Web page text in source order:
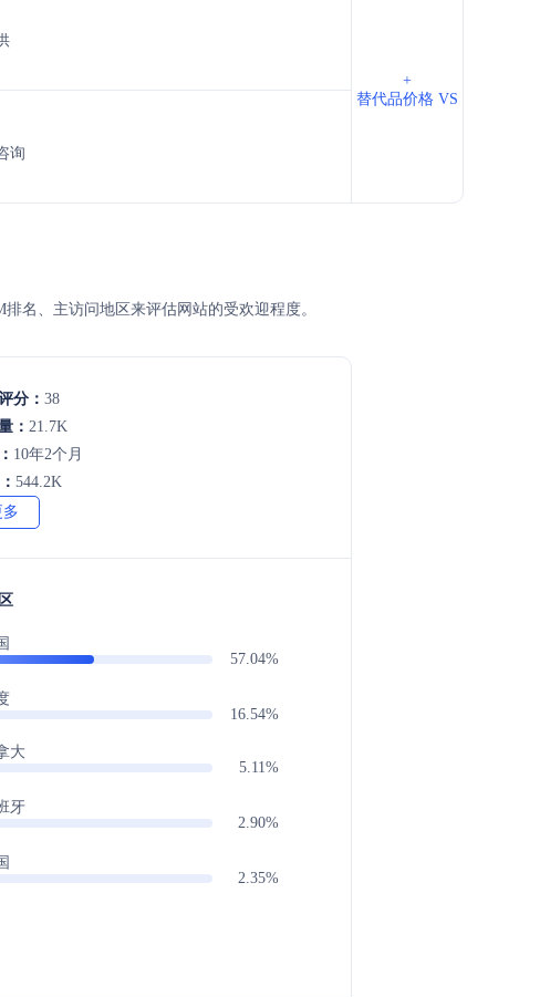
询
+
替代品价格 VS
名、主访问地区来评估网站的受欢迎程度。
分： 38
： 21.7K
10年2个月
544.2K
57.04%
16.54%
大
5.11%
牙
2.90%
2.35%